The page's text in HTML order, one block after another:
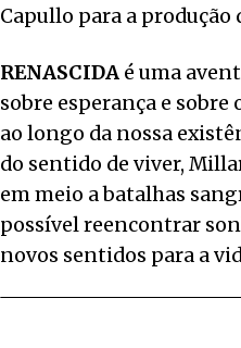
Capullo para a
RENASCIDA é uma
sobre esperança e
ao longo da nossa
do sentido de viver,
em meio a batalhas
possível reencontrar
novos sentidos para a